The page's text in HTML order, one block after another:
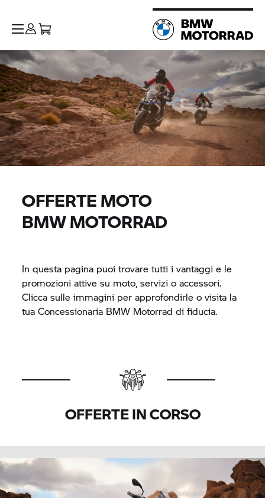
OFFERTE MOTO
BMW MOTORRAD
In questa pagina puoi trovare tutti i vantaggi e le
promozioni attive su moto, servizi o accessori.
Clicca sulle immagini per approfondirle o visita la
tua Concessionaria BMW Motorrad di fiducia.
OFFERTE IN CORSO